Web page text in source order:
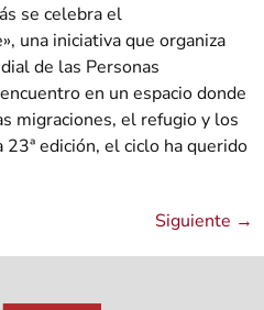
se celebra el
una iniciativa que organiza
de las Personas
en un espacio donde
migraciones, el refugio y los
edición, el ciclo ha querido
Siguiente →